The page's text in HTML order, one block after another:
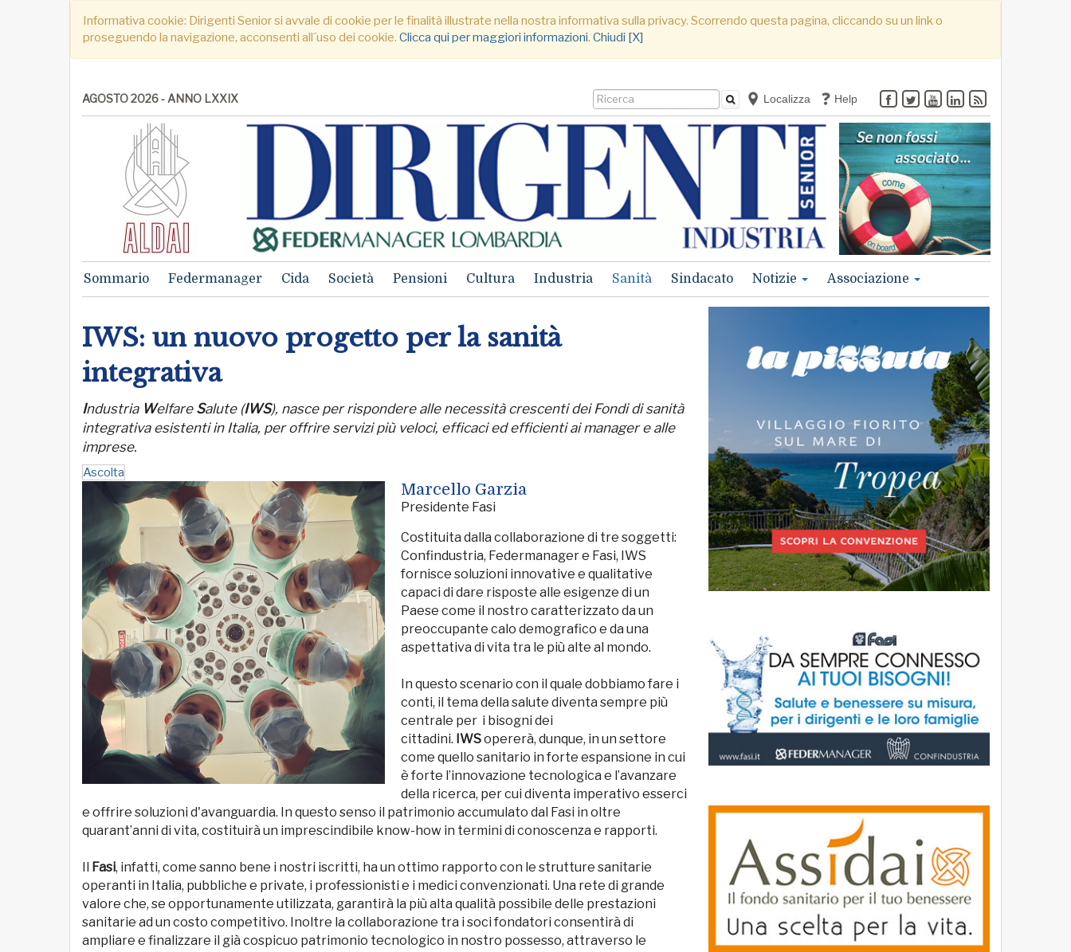
Informativa cookie: Dirigenti Senior si avvale di cookie per le finalità illustrate nella nostra informativa sulla privacy. Scorrendo questa pagina, cliccando su un link o
proseguendo la navigazione, acconsenti all´uso dei cookie. Clicca qui per maggiori informazioni. Chiudi [X]
AGOSTO 2026 - ANNO LXXIX Localizza Help
Sommario Federmanager Cida Società Pensioni Cultura Industria Sanità Sindacato Notizie Associazione
IWS: un nuovo progetto per la sanità
integrativa
Industria Welfare Salute (IWS), nasce per rispondere alle necessità crescenti dei Fondi di sanità
integrativa esistenti in Italia, per offrire servizi più veloci, efficaci ed efficienti ai manager e alle
imprese.
Ascolta
Marcello Garzia
Presidente Fasi
Costituita dalla collaborazione di tre soggetti:
Confindustria, Federmanager e Fasi, IWS
fornisce soluzioni innovative e qualitative
capaci di dare risposte alle esigenze di un
Paese come il nostro caratterizzato da un
preoccupante calo demografico e da una
aspettativa di vita tra le più alte al mondo.
In questo scenario con il quale dobbiamo fare i
conti, il tema della salute diventa sempre più
centrale per i bisogni dei
cittadini. IWSopererà, dunque, in un settore
come quello sanitario in forte espansione in cui
è forte l’innovazione tecnologica e l’avanzare
della ricerca, per cui diventa imperativo esserci
e offrire soluzioni d'avanguardia. In questo senso il patrimonio accumulato dal Fasi in oltre
quarant’anni di vita, costituirà un imprescindibile know-how in termini di conoscenza e rapporti.
Il Fasi, infatti, come sanno bene i nostri iscritti, ha un ottimo rapporto con le strutture sanitarie
operanti in Italia, pubbliche e private, i professionisti e i medici convenzionati. Una rete di grande
valore che, se opportunamente utilizzata, garantirà la più alta qualità possibile delle prestazioni
sanitarie ad un costo competitivo. Inoltre la collaborazione tra i soci fondatori consentirà di
ampliare e finalizzare il già cospicuo patrimonio tecnologico in nostro possesso, attraverso le